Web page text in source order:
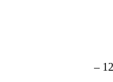
ص.ب: 6351 جدة الرمز 21442 هاتف 6722269 – 12 – 00966 هاتف : 6721121 – 12 –